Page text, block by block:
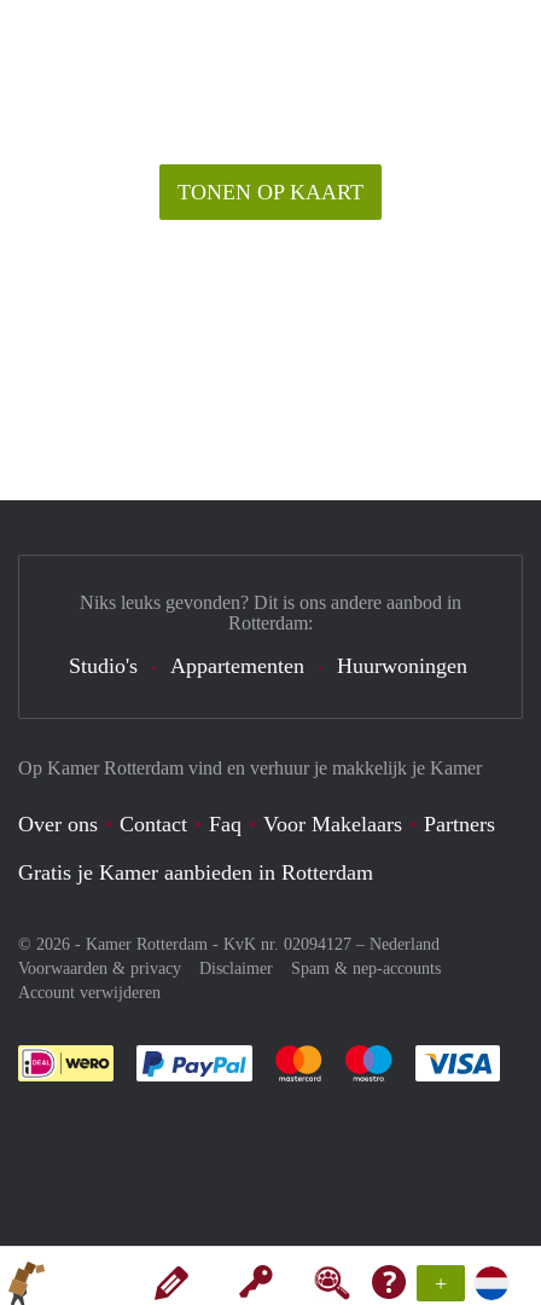
+
TONEN OP KAART
Op Kamer Rotterdam vind en verhuur je makkelijk je Kamer
Over ons Contact Faq Voor Makelaars
Partners
Gratis je Kamer aanbieden in Rotterdam
© 2026 - Kamer Rotterdam - KvK nr. 02094127 – Nederland
Voorwaarden & privacy
Disclaimer
Spam & nep-accounts
Account verwijderen
Je rekent gemakkelijk af met Paypal
Je rekent gemakkelijk af met
Je rekent
Niks leuks gevonden? Dit is ons andere aanbod in
Rotterdam:
Studio's Appartementen Huurwoningen